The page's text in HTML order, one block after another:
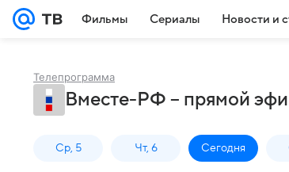
Фильмы Сериалы Новости и
Телепрограмма
Вместе-РФ – прямой
Ср, 5 Чт, 6 Сегодня